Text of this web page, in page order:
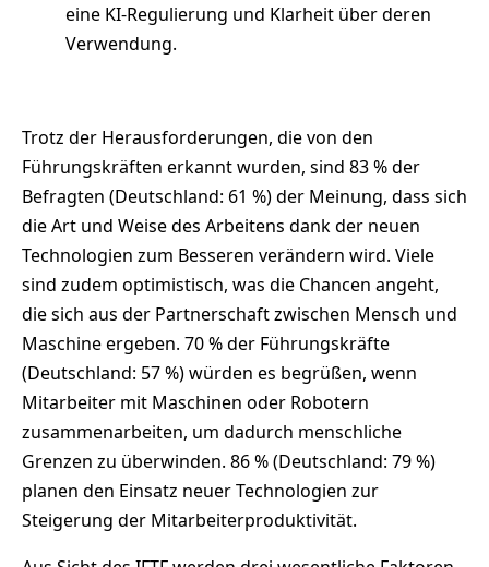
eine KI-Regulierung und Klarheit über deren
Verwendung.
Trotz der Herausforderungen, die von den
Führungskräften erkannt wurden, sind 83 % der
Befragten (Deutschland: 61 %) der Meinung, dass sich
die Art und Weise des Arbeitens dank der neuen
Technologien zum Besseren verändern wird. Viele
sind zudem optimistisch, was die Chancen angeht,
die sich aus der Partnerschaft zwischen Mensch und
Maschine ergeben. 70 % der Führungskräfte
(Deutschland: 57 %) würden es begrüßen, wenn
Mitarbeiter mit Maschinen oder Robotern
zusammenarbeiten, um dadurch menschliche
Grenzen zu überwinden. 86 % (Deutschland: 79 %)
planen den Einsatz neuer Technologien zur
Steigerung der Mitarbeiterproduktivität.